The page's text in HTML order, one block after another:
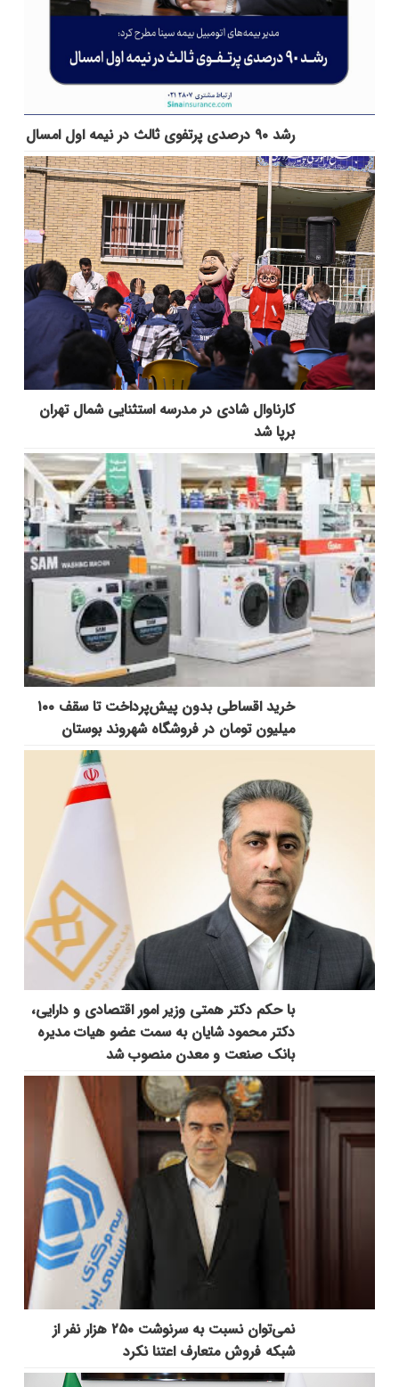
رشد ۹۰ درصدی پرتفوی ثالث در نیمه اول امسال
کارناوال شادی در مدرسه استثنایی شمال تهران
برپا شد
خرید اقساطی بدون پیش‌پرداخت تا سقف ۱۰۰
میلیون تومان در فروشگاه شهروند بوستان
با حکم دکتر همتی وزیر امور اقتصادی و دارایی،
دکتر محمود شایان به سمت عضو هیات مدیره
بانک صنعت و معدن منصوب شد
نمی‌توان نسبت به سرنوشت ۲۵۰ هزار نفر از
شبکه فروش متعارف اعتنا نکرد